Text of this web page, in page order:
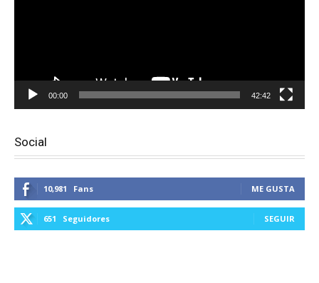
00:00 42:42
Social
10,981 Fans ME GUSTA
651 Seguidores SEGUIR